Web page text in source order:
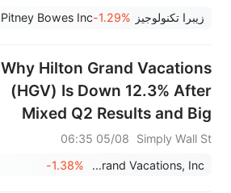
(+3.33%) تقود 4 اختراقات يومية؛
زيبرا تكنولوجيز -1.29%
Pitney Bowes Inc.
Why Hilton Grand Vacations
(HGV) Is Down 12.3% After
Mixed Q2 Results and Big
Buybacks – And What's Next
Simply Wall St
05/08 06:35
Hilton Grand Vacations, Inc.
-1.38%